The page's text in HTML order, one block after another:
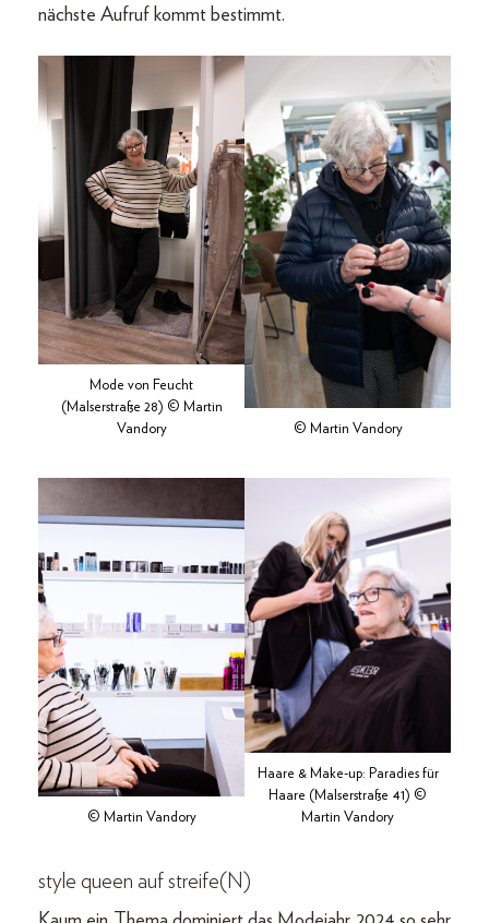
nächste Aufruf kommt bestimmt.
Mode von Feucht
(Malserstraße 28) © Martin
Vandory
© Martin Vandory
© Martin Vandory
Haare & Make-up: Paradies für
Haare (Malserstraße 41) ©
Martin Vandory
style queen auf streife(N)